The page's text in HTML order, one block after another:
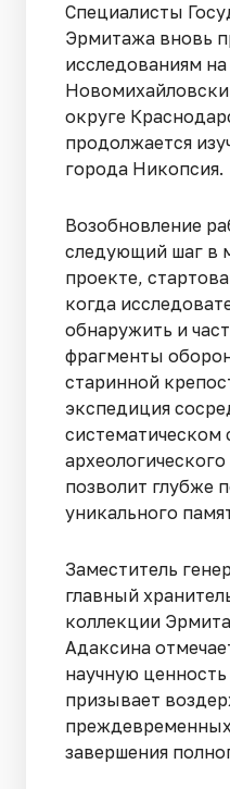
Специалисты
Эрмитажа вновь
исследованиям
округе
продолжается
города Никопсия.
Возобновление
следующий шаг в
проекте,
когда
обнаружить и
фрагменты
старинной
экспедиция
систематическом
позволит глубже
уникального
Заместитель
главный
коллекции
Адаксина
научную
призывает
завершения